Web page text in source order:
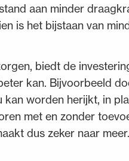
aan minder
is het bijstaan van
biedt de
kan. Bijvoorbeeld
worden herijkt, in
met en zonder
dus zeker naar meer.